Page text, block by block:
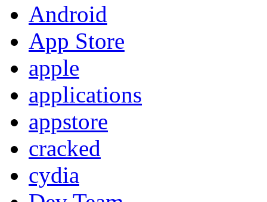
Android
App Store
apple
applications
appstore
cracked
cydia